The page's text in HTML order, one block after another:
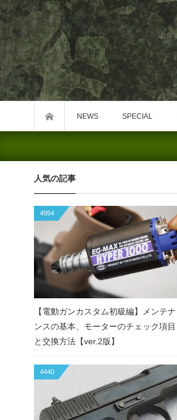
NEWS SPECIAL
人気の記事
4954
【電動ガンカスタム初級編】メンテナ
ンスの基本、モーターのチェック項目
と交換方法【ver.2版】
4440